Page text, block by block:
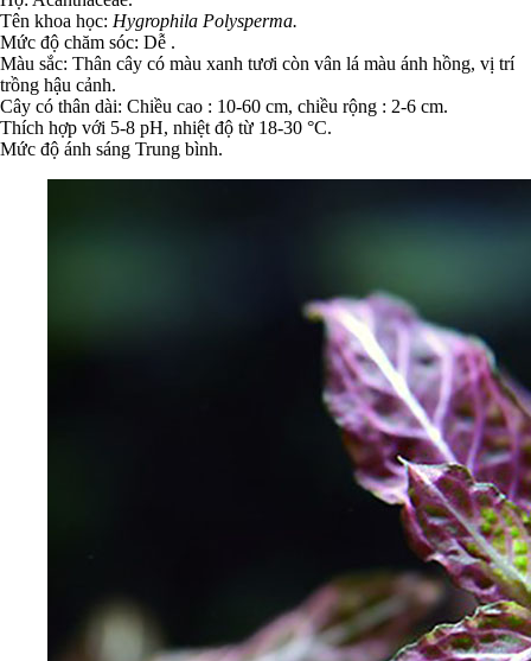
Tên khoa học: Hygrophila Polysperma.
Mức độ chăm sóc: Dễ .
Màu sắc: Thân cây có màu xanh tươi còn vân lá màu ánh hồng, vị trí
trồng hậu cảnh.
Cây có thân dài: Chiều cao : 10-60 cm, chiều rộng : 2-6 cm.
Thích hợp với 5-8 pH, nhiệt độ từ 18-30 °C.
Mức độ ánh sáng Trung bình.